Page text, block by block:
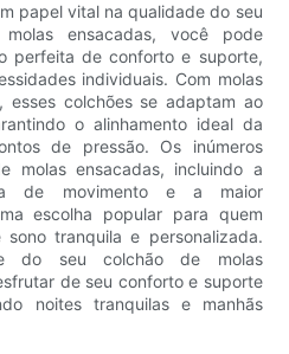
papel vital na qualidade do seu
ensacadas, você pode
perfeita de conforto e suporte,
individuais. Com molas
esses colchões se adaptam ao
o alinhamento ideal da
de pressão. Os inúmeros
molas ensacadas, incluindo a
de movimento e a maior
escolha popular para quem
tranquila e personalizada.
do seu colchão de molas
de seu conforto e suporte
noites tranquilas e manhãs